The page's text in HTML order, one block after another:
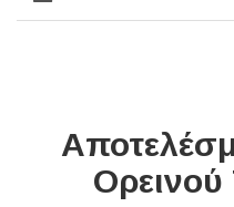
Ορεινού